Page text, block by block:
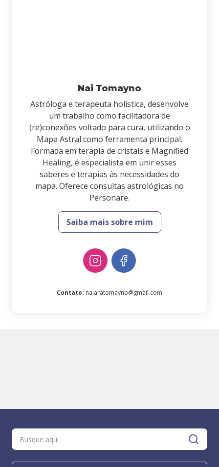
Nai Tomayno
Astróloga e terapeuta holística, desenvolve
um trabalho como facilitadora de
(re)conexões voltado para cura, utilizando o
Mapa Astral como ferramenta principal.
Formada em terapia de cristais e Magnified
Healing, é especialista em unir esses
saberes e terapias às necessidades do
mapa. Oferece consultas astrológicas no
Personare.
Saiba mais sobre mim
Contato: naiaratomayno@gmail.com